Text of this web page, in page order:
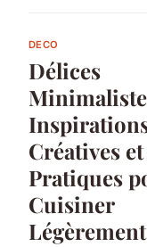
DECO
Délices
Créatives
Pratiques
Cuisiner
Légèrement